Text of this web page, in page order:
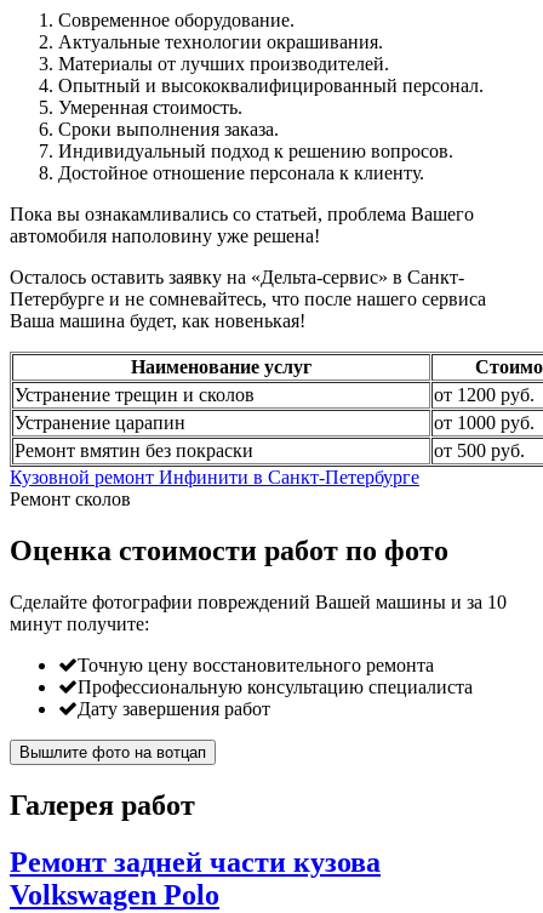
Современное оборудование.
Актуальные технологии окрашивания.
Материалы от лучших производителей.
Опытный и высококвалифицированный персонал.
Умеренная стоимость.
Сроки выполнения заказа.
Индивидуальный подход к решению вопросов.
Достойное отношение персонала к клиенту.
Пока вы ознакамливались со статьей, проблема Вашего
автомобиля наполовину уже решена!
Осталось оставить заявку на «Дельта-сервис» в Санкт-
Петербурге и не сомневайтесь, что после нашего сервиса
Ваша машина будет, как новенькая!
Наименование услуг
Устранение трещин и сколов
от 1200 руб.
Устранение царапин
от 1000 руб.
Ремонт вмятин без покраски
от 500 руб.
Кузовной ремонт Инфинити в Санкт-Петербурге
Ремонт сколов
Оценка стоимости работ по фото
Сделайте фотографии повреждений Вашей машины и за 10
минут получите:
Точную цену восстановительного ремонта
Профессиональную консультацию специалиста
Дату завершения работ
Вышлите фото на вотцап
Галерея работ
Ремонт задней части кузова
Volkswagen Polo